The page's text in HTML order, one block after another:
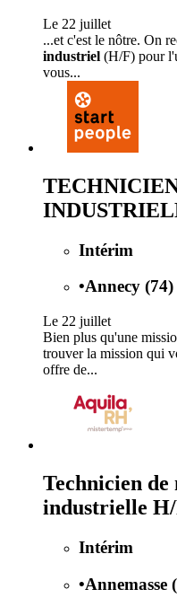
Le 22 juillet
...et c'est le nôtre. On
industriel (H/F) pour
vous...
Intérim
•Annecy (74)
Le 22 juillet
Bien plus qu'une
trouver la mission qui
offre de...
Technicien de
industrielle
Intérim
•Annemasse